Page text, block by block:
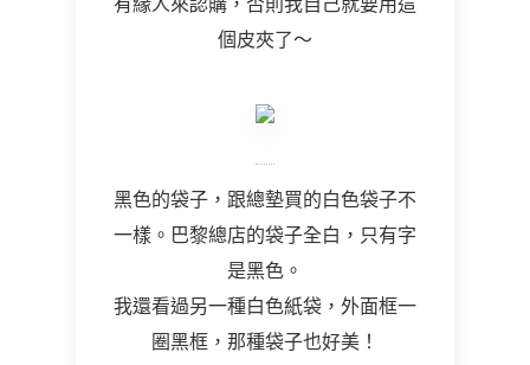
個皮夾了～
黑色的袋子，跟總墊買的白色袋子不
一樣。巴黎總店的袋子全白，只有字
是黑色。
我還看過另一種白色紙袋，外面框一
圈黑框，那種袋子也好美！